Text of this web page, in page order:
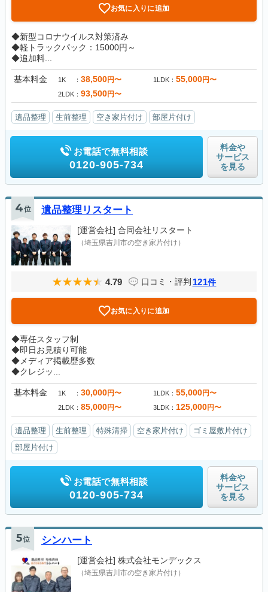
お気に入りに追加
◆新型コロナウイルス対策済み
◆軽トラックパック：15000円～
◆追加料...
基本料金 1K 38,500円〜 1LDK 55,000円〜
2LDK 93,500円〜
遺品整理 生前整理 空き家片付け 部屋片付け
お電話で無料相談
0120-905-734
料金や
サービス
を見る
4位 遺品整理リスタート
[運営会社] 合同会社リスタート
（埼玉県吉川市の空き家片付け）
4.79 口コミ・評判 121件
お気に入りに追加
◆専任スタッフ制
◆即日お見積り可能
◆メディア掲載歴多数
◆クレジッ...
基本料金 1K 30,000円〜 1LDK 55,000円〜
2LDK 85,000円〜 3LDK 125,000円〜
遺品整理 生前整理 特殊清掃 空き家片付け
ゴミ屋敷片付け
部屋片付け
お電話で無料相談
0120-905-734
料金や
サービス
を見る
5位 シンハート
[運営会社] 株式会社モンデックス
（埼玉県吉川市の空き家片付け）